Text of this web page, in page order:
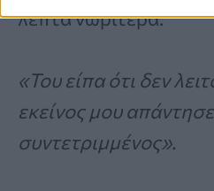
λεπτά νωρίτερα.
«Του είπα ότι δεν
εκείνος μου
συντετριμμένος».